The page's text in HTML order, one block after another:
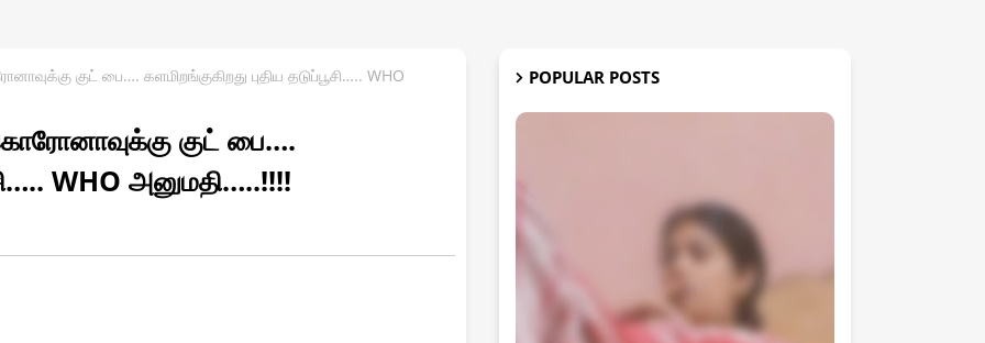
குட் பை…. களமிறங்குகிறது புதிய தடுப்பூசி….. WHO
குட் பை….
WHO அனுமதி…..!!!!
POPULAR POSTS